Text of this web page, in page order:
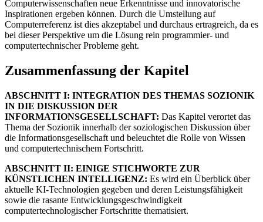
Computerwissenschaften neue Erkenntnisse und innovatorische
Inspirationen ergeben können. Durch die Umstellung auf
Computerreferenz ist dies akzeptabel und durchaus ertragreich, da es
bei dieser Perspektive um die Lösung rein programmier- und
computertechnischer Probleme geht.
Zusammenfassung der Kapitel
ABSCHNITT I: INTEGRATION DES THEMAS SOZIONIK
IN DIE DISKUSSION DER
INFORMATIONSGESELLSCHAFT: Das Kapitel verortet das
Thema der Sozionik innerhalb der soziologischen Diskussion über
die Informationsgesellschaft und beleuchtet die Rolle von Wissen
und computertechnischem Fortschritt.
ABSCHNITT II: EINIGE STICHWORTE ZUR
KÜNSTLICHEN INTELLIGENZ: Es wird ein Überblick über
aktuelle KI-Technologien gegeben und deren Leistungsfähigkeit
sowie die rasante Entwicklungsgeschwindigkeit
computertechnologischer Fortschritte thematisiert.